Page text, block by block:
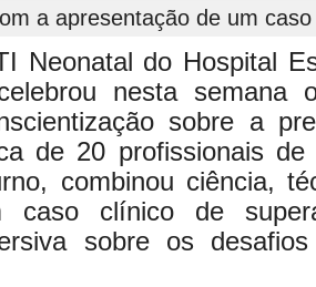
a apresentação de um
Neonatal do Hospital
nesta semana
sobre a
de 20 profissionais
combinou ciência,
caso clínico de
sobre os